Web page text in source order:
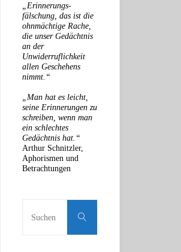
„Erinnerungs-
fälschung, das ist die
ohnmächtige Rache,
die unser Gedächtnis
an der
Unwiderruflichkeit
allen Geschehens
nimmt.“
„Man hat es leicht,
seine Erinnerungen zu
schreiben, wenn man
ein schlechtes
Gedächtnis hat.“
Arthur Schnitzler,
Aphorismen und
Betrachtungen
Suchen